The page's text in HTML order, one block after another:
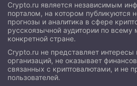
Crypto.ru является независимым
порталом, на котором публикуются
прогнозы и аналитика в сфере
русскоязычной аудитории по всему
конкретной стране.
Crypto.ru не представляет интересы
организаций, не оказывает
связанных с криптовалютами, и не
пользователей.